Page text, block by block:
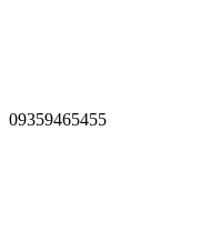
09359465455